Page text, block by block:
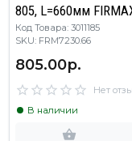
805, L=660мм
Код Товара: 3011185
SKU: FRM7230.66
805.00р.
Нет
В наличии